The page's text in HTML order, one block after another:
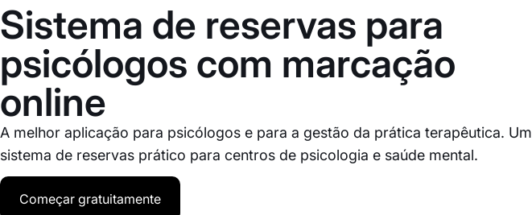
Sistema de reservas para
psicólogos com marcação
online
A melhor aplicação para psicólogos e para a gestão da prática terapêutica. Um
sistema de reservas prático para centros de psicologia e saúde mental.
Começar gratuitamente